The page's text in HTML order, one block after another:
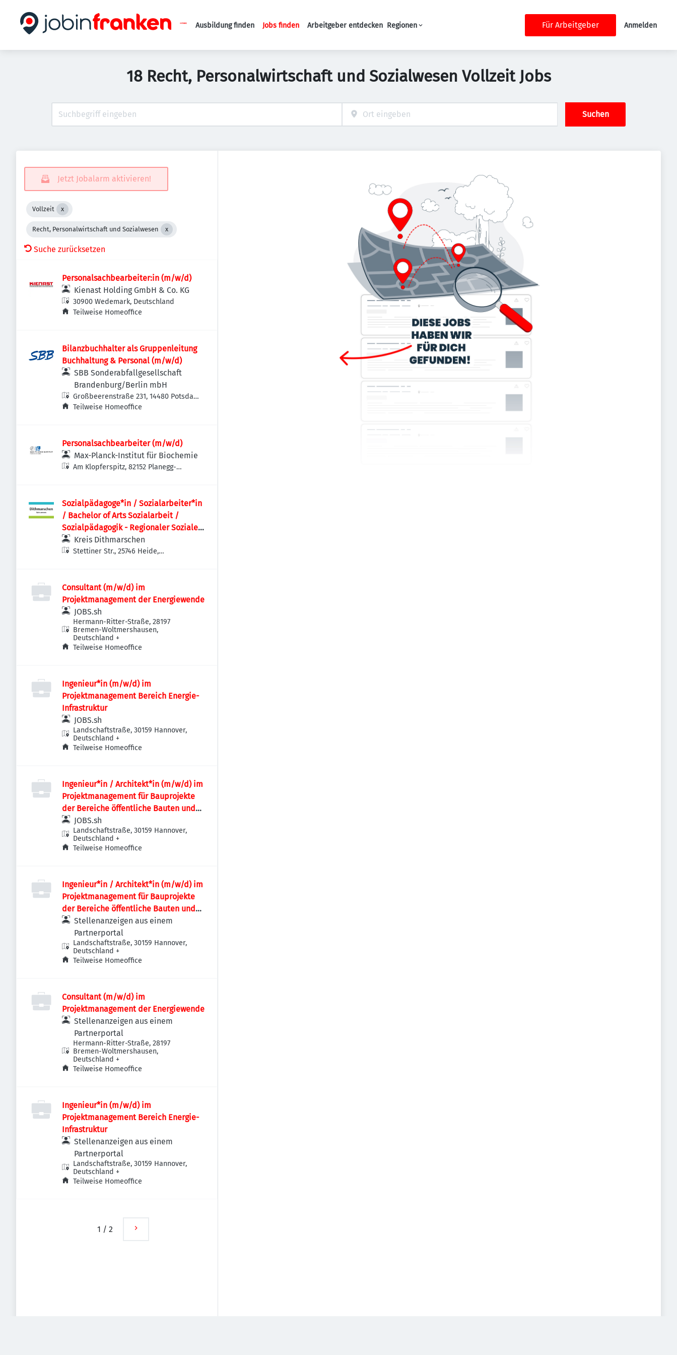
Haupt-Navigation
Ausbildung finden Jobs finden Arbeitgeber entdecken Regionen Für Arbeitgeber Anmelden
18 Recht, Personalwirtschaft und Sozialwesen Vollzeit Jobs
Suchen
Jetzt Jobalarm aktivieren!
Vollzeit
Recht, Personalwirtschaft und Sozialwesen
Suche zurücksetzen
Personalsachbearbeiter:in (m/w/d)
Kienast Holding GmbH & Co. KG
30900 Wedemark, Deutschland
Teilweise Homeoffice
Bilanzbuchhalter als Gruppenleitung
Buchhaltung & Personal (m/w/d)
SBB Sonderabfallgesellschaft
Brandenburg/Berlin mbH
Großbeerenstraße 231, 14480 Potsdam
Südost, Deutschland
Teilweise Homeoffice
Personalsachbearbeiter (m/w/d)
Max-Planck-Institut für Biochemie
Am Klopferspitz, 82152 Planegg-
Sozialpädagoge*in / Sozialarbeiter*in
/ Bachelor of Arts Sozialarbeit /
Sozialpädagogik - Regionaler Sozialer
DienstKreis Dithmarschen
Stettiner Str., 25746 Heide,
Consultant (m/w/d) im
Projektmanagement der Energiewende
JOBS.sh
Hermann-Ritter-Straße, 28197
Bremen-Woltmershausen,
Deutschland +
Teilweise Homeoffice
Ingenieur*in (m/w/d) im
Projektmanagement Bereich Energie-
Infrastruktur
JOBS.sh
Landschaftstraße, 30159 Hannover,
Deutschland +
Teilweise Homeoffice
Ingenieur*in / Architekt*in (m/w/d) im
Projektmanagement für Bauprojekte
der Bereiche öffentliche Bauten und
Industriebauten / Infrastruktur
JOBS.sh
Landschaftstraße, 30159 Hannover,
Deutschland +
Teilweise Homeoffice
Ingenieur*in / Architekt*in (m/w/d) im
Projektmanagement für Bauprojekte
der Bereiche öffentliche Bauten und
Industriebauten / Infrastruktur
Stellenanzeigen aus einem
Partnerportal
Landschaftstraße, 30159 Hannover,
Deutschland +
Teilweise Homeoffice
Consultant (m/w/d) im
Projektmanagement der Energiewende
Stellenanzeigen aus einem
Partnerportal
Hermann-Ritter-Straße, 28197
Bremen-Woltmershausen,
Deutschland +
Teilweise Homeoffice
Ingenieur*in (m/w/d) im
Projektmanagement Bereich Energie-
Infrastruktur
Stellenanzeigen aus einem
Partnerportal
Landschaftstraße, 30159 Hannover,
Deutschland +
Teilweise Homeoffice
1 / 2